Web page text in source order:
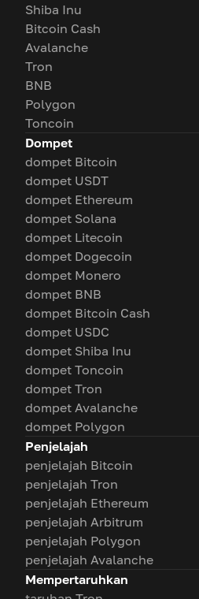
Shiba Inu
Bitcoin Cash
Avalanche
Tron
BNB
Polygon
Toncoin
Dompet
dompet Bitcoin
dompet USDT
dompet Ethereum
dompet Solana
dompet Litecoin
dompet Dogecoin
dompet Monero
dompet BNB
dompet Bitcoin Cash
dompet USDC
dompet Shiba Inu
dompet Toncoin
dompet Tron
dompet Avalanche
dompet Polygon
Penjelajah
penjelajah Bitcoin
penjelajah Tron
penjelajah Ethereum
penjelajah Arbitrum
penjelajah Polygon
penjelajah Avalanche
Mempertaruhkan